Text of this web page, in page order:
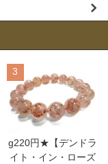
3
g220円★【デンドラ
イト・イン・ローズ